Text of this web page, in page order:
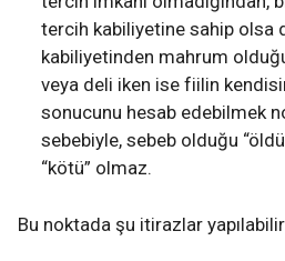
tercih kabiliyetine sahip olsa
kabiliyetinden mahrum
veya deli iken ise fiilin
sonucunu hesab edebilmek
sebebiyle, sebeb olduğu
“kötü” olmaz.
Bu noktada şu itirazlar